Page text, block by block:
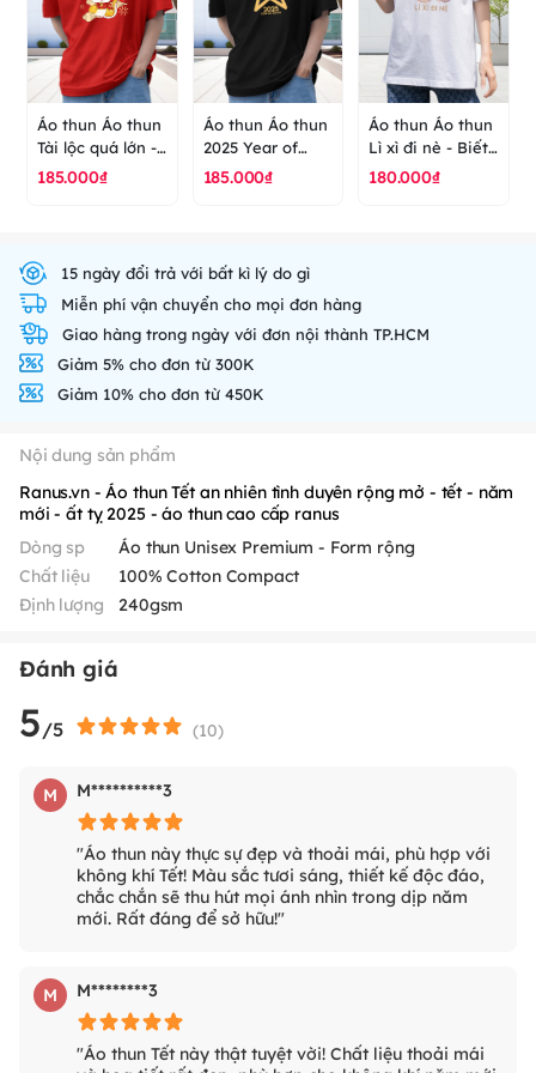
Áo thun Áo thun
Tài lộc quá lớn -
Năm mới - New
185.000₫
Áo thun Áo thun
2025 Year of
snack- năm mới
ranus
185.000₫
Áo thun Áo thun
Lì xì đi nè - Biết
điều gặp nhiều
180.000₫
15 ngày đổi trả với bất kì lý do gì
Miễn phí vận chuyển cho mọi đơn hàng
Giao hàng trong ngày với đơn nội thành TP.HCM
Giảm 5% cho đơn từ 300K
Giảm 10% cho đơn từ 450K
Nội dung sản phẩm
Ranus.vn - Áo thun Tết an nhiên tình duyên rộng mở - tết - năm
mới - ất tỵ 2025 - áo thun cao cấp ranus
Dòng sp
Áo thun Unisex Premium - Form rộng
Chất liệu
100% Cotton Compact
Định lượng
240gsm
Đánh giá
5/5 (10)
M M**********3
"Áo thun này thực sự đẹp và thoải mái, phù hợp với
không khí Tết! Màu sắc tươi sáng, thiết kế độc đáo,
chắc chắn sẽ thu hút mọi ánh nhìn trong dịp năm
mới. Rất đáng để sở hữu!"
M M********3
"Áo thun Tết này thật tuyệt vời! Chất liệu thoải mái